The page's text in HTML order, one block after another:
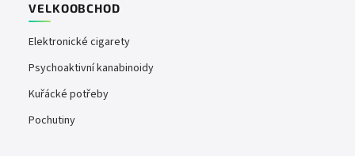
VELKOOBCHOD
Elektronické cigarety
Psychoaktivní kanabinoidy
Kuřácké potřeby
Pochutiny